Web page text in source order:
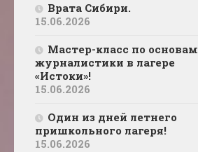
Врата Сибири.
15.06.2026
Мастер-класс по основам
журналистики в лагере
«Истоки»!
15.06.2026
Один из дней летнего
пришкольного лагеря!
15.06.2026